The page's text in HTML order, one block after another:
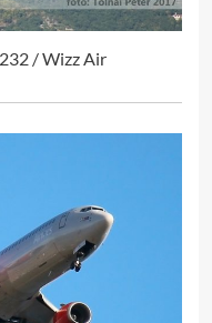
/ Wizz Air